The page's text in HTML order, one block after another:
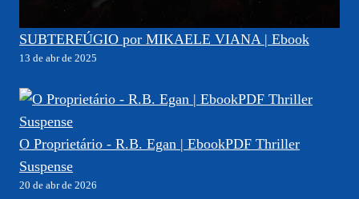
SUBTERFÚGIO por MIKAELE VIANA | Ebook
13 de abr de 2025
O Proprietário - R.B. Egan | EbookPDF Thriller
Suspense
20 de abr de 2026